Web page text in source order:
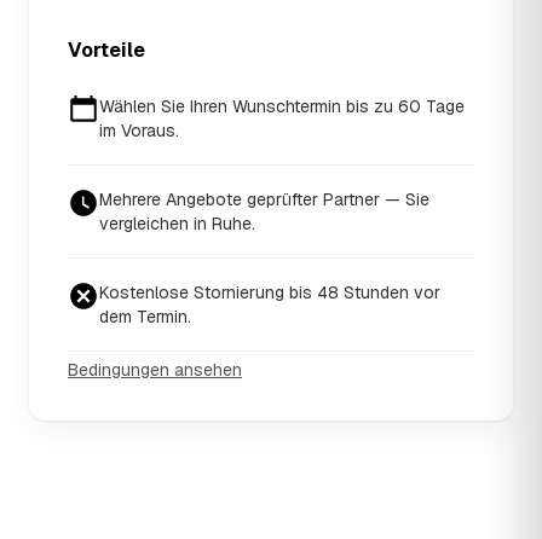
Vorteile
Wählen Sie Ihren Wunschtermin bis zu 60 Tage
im Voraus.
Mehrere Angebote geprüfter Partner — Sie
vergleichen in Ruhe.
Kostenlose Stornierung bis 48 Stunden vor
dem Termin.
Bedingungen ansehen